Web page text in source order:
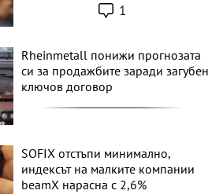
1
Rheinmetall понижи прогнозата
си за продажбите заради загубен
ключов договор
SOFIX отстъпи минимално,
индексът на малките компании
beamX нарасна с 2,6%